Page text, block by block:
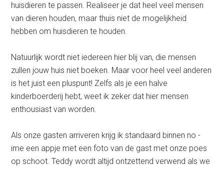
huisdieren te passen. Realiseer je dat heel veel mensen
van dieren houden, maar thuis niet de mogelijkheid
hebben om huisdieren te houden.
Natuurlijk wordt niet iedereen hier blij van, die mensen
zullen jouw huis niet boeken. Maar voor heel veel anderen
is het juist een pluspunt! Zelfs als je een halve
kinderboerderij hebt, weet ik zeker dat hier mensen
enthousiast van worden.
Als onze gasten arriveren krijg ik standaard binnen no -
ime een appje met een foto van de gast met onze poes
op schoot. Teddy wordt altijd ontzettend verwend als we